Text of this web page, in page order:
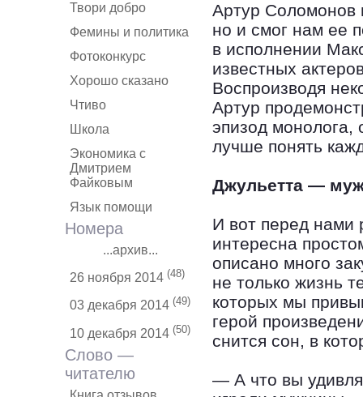
Твори добро
Фемины и политика
Фотоконкурс
Хорошо сказано
Чтиво
Школа
Экономика с
Дмитрием
Файковым
Язык помощи
Номера
...архив...
26 ноября 2014 (48)
03 декабря 2014 (49)
10 декабря 2014 (50)
Слово —
читателю
Артур Соломонов
но и смог нам ее
в исполнении
известных
Воспроизводя
Артур
эпизод монолога,
лучше понять
Джульетта —
И вот перед нами
интересна
описано много
не только жизнь
которых мы
герой
снится сон, в
— А что вы